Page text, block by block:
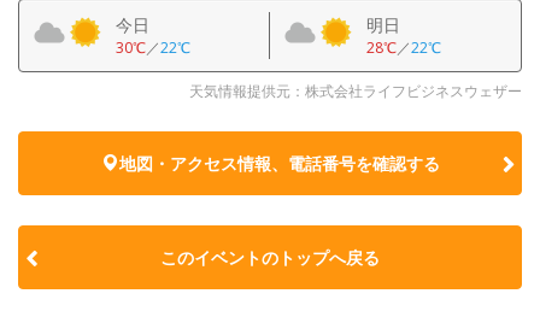
今日
30℃／22℃
明日
28℃／22℃
天気情報提供元：株式会社ライフビジネスウェザー
地図・アクセス情報、電話番号を確認する
このイベントのトップへ戻る